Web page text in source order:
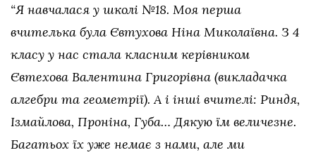
“Я навчалася у школі №18. Моя перша
вчителька була Євтухова Ніна Миколаївна. З 4
класу у нас стала класним керівником
Євтехова Валентина Григорівна (викладачка
алгебри та геометрії). А і інші вчителі: Риндя,
Ізмайлова, Проніна, Губа… Дякую їм величезне.
Багатьох їх уже немає з нами, але ми